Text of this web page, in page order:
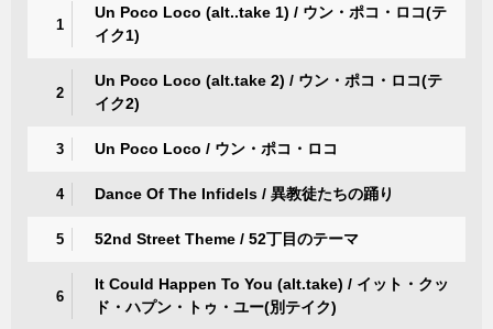
1
Un Poco Loco (alt..take 1) / ウン・ポコ・ロコ(テ
イク1)
2
Un Poco Loco (alt.take 2) / ウン・ポコ・ロコ(テ
イク2)
3 Un Poco Loco / ウン・ポコ・ロコ
4 Dance Of The Infidels / 異教徒たちの踊り
5 52nd Street Theme / 52丁目のテーマ
6
It Could Happen To You (alt.take) / イット・クッ
ド・ハプン・トゥ・ユー(別テイク)